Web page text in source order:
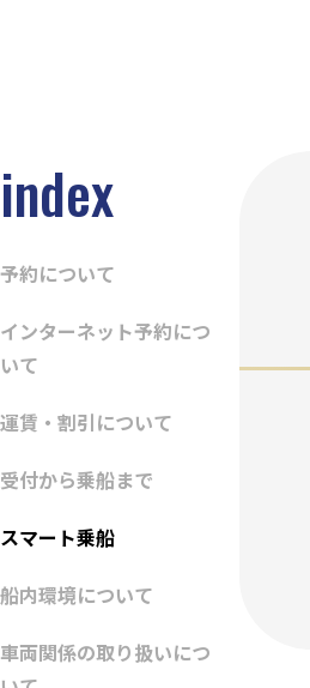
index
予約について
インターネット予約につ
いて
運賃・割引について
受付から乗船まで
スマート乗船
船内環境について
車両関係の取り扱いにつ